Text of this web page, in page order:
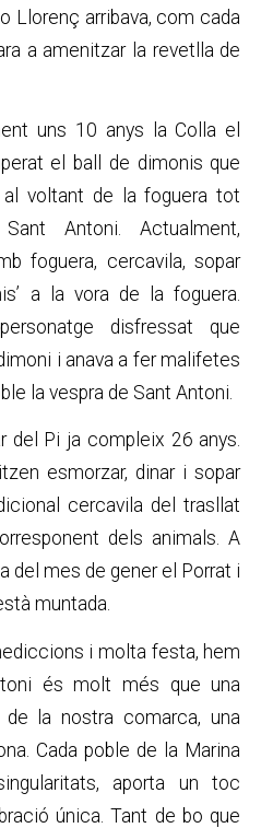
Llorenç arribava, com cada
a amenitzar la revetlla de
uns 10 anys la Colla el
el ball de dimonis que
voltant de la foguera tot
Antoni. Actualment,
foguera, cercavila, sopar
a la vora de la foguera.
disfressat que
i anava a fer malifetes
la vespra de Sant Antoni.
del Pi ja compleix 26 anys.
esmorzar, dinar i sopar
cercavila del trasllat
dels animals. A
del mes de gener el Porrat i
muntada.
i molta festa, hem
és molt més que una
de la nostra comarca, una
Cada poble de la Marina
aporta un toc
única. Tant de bo que